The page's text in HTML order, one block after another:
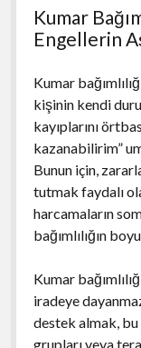
Kumar
Engellerin
Kumar
kişinin kendi
kayıplarını
kazanabilirim”
Bunun için,
tutmak faydalı
harcamaların
bağımlılığın
Kumar
iradeye
destek almak,
grupları veya